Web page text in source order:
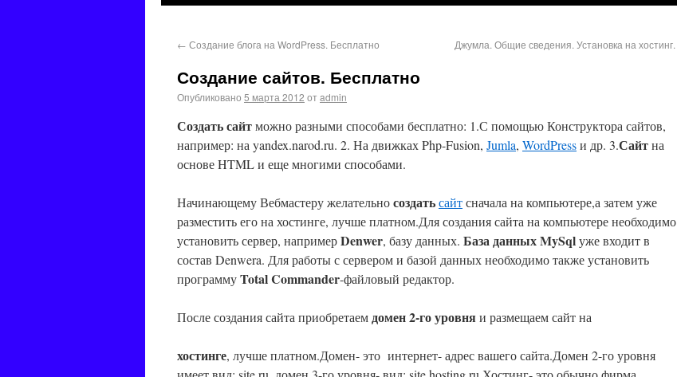
← Создание блога на WordPress. Бесплатно Джумла. Общие сведения. Установка на хостинг.
Создание сайтов. Бесплатно
Опубликовано 5 марта 2012 отadmin
Создать сайтможно разными способами бесплатно: 1.С помощью Конструктора сайтов,
например: на yandex.narod.ru. 2. На движках Php-Fusion, Jumla, WordPressи др. 3.Сайтна
основе HTML и еще многими способами.
Начинающему Вебмастеру желательносоздатьсайтсначала на компьютере,а затем уже
разместить его на хостинге, лучше платном.Для создания сайта на компьютере необходимо
установить сервер, напримерDenwer, базу данных. База данных MySqlуже входит в
состав Denwera. Для работы с сервером и базой данных необходимо также установить
программуTotal Commander-файловый редактор.
После создания сайта приобретаемдомен 2-го уровняи размещаем сайт на
хостинге, лучше платном.Домен- это интернет- адрес вашего сайта.Домен 2-го уровня